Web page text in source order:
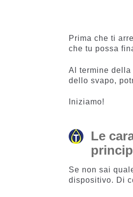
recensio
ni
Prima che ti
che tu possa
Al termine
dello svapo,
Iniziamo!
Le
Se non sai
dispositivo. Di